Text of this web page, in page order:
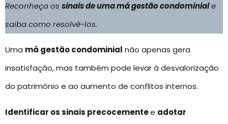
Reconheça os sinais de uma má gestão condominiale
saiba como resolvê-los.
Uma má gestão condominial não apenas gera
insatisfação, mas também pode levar à desvalorização
do patrimônio e ao aumento de conflitos internos.
Identificar os sinais precocementee adotar